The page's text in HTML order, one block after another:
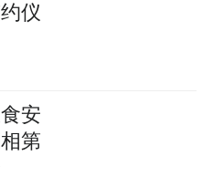
仪
安
第